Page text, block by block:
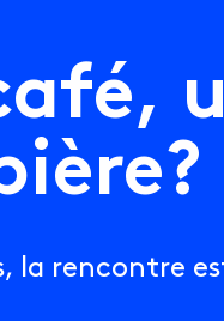
afé, u
ière?
la rencontre
3119
Montréal,